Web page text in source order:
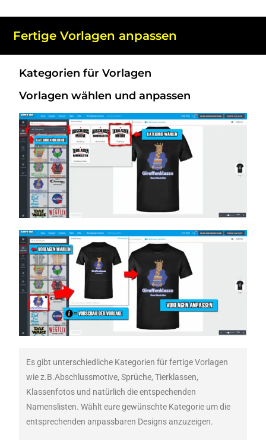
Fertige Vorlagen anpassen
Kategorien für Vorlagen
Vorlagen wählen und anpassen
Es gibt unterschiedliche Kategorien für fertige Vorlagen
wie z.B.Abschlussmotive, Sprüche, Tierklassen,
Klassenfotos und natürlich die entspechenden
Namenslisten. Wählt eure gewünschte Kategorie um die
entsprechenden anpassbaren Designs anzuzeigen.